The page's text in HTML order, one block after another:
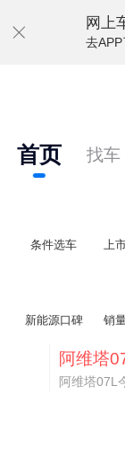
网上
去
首页 找车
条件选车 上
新能源口碑 销